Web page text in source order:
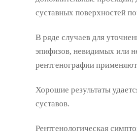
суставных поверхностей
В ряде случаев для
эпифизов, невидимых или
рентгенографии
Хорошие результаты
суставов.
Рентгенологическая